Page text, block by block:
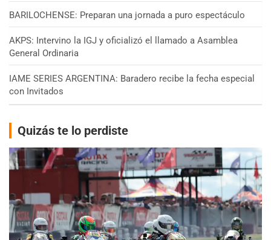
BARILOCHENSE: Preparan una jornada a puro espectáculo
AKPS: Intervino la IGJ y oficializó el llamado a Asamblea
General Ordinaria
IAME SERIES ARGENTINA: Baradero recibe la fecha especial
con Invitados
Quizás te lo perdiste